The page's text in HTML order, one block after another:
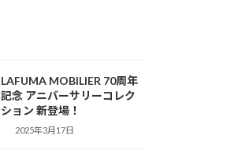
LAFUMA MOBILIER 70周年
記念 アニバーサリーコレク
ション 新登場！
2025年3月17日